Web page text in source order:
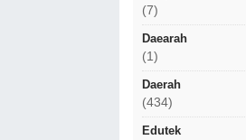
(7)
Daearah
(1)
Daerah
(434)
Edutek